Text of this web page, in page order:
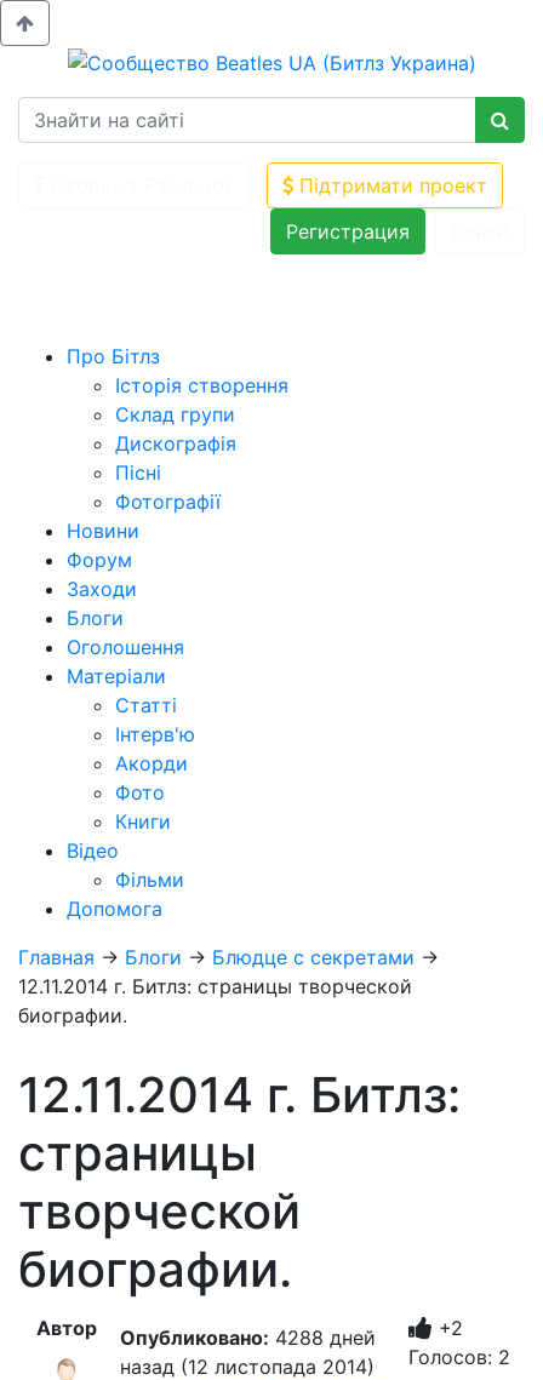
Підтримати проект
Регистрация
Про Бітлз
Історія створення
Склад групи
Дискографія
Пісні
Фотографії
Новини
Форум
Заходи
Блоги
Оголошення
Матеріали
Статті
Інтерв'ю
Акорди
Фото
Книги
Відео
Фільми
Допомога
Главная → Блоги → Блюдце с секретами →
12.11.2014 г. Битлз: страницы творческой
биографии.
12.11.2014 г. Битлз:
страницы
творческой
биографии.
Автор Опубликовано: 4288 дней
назад (12 листопада 2014)
+2
Голосов: 2